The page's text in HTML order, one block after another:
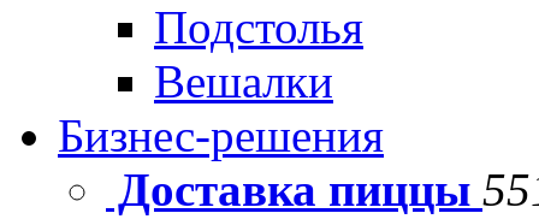
Подстолья
Вешалки
Бизнес-решения
Доставка пиццы